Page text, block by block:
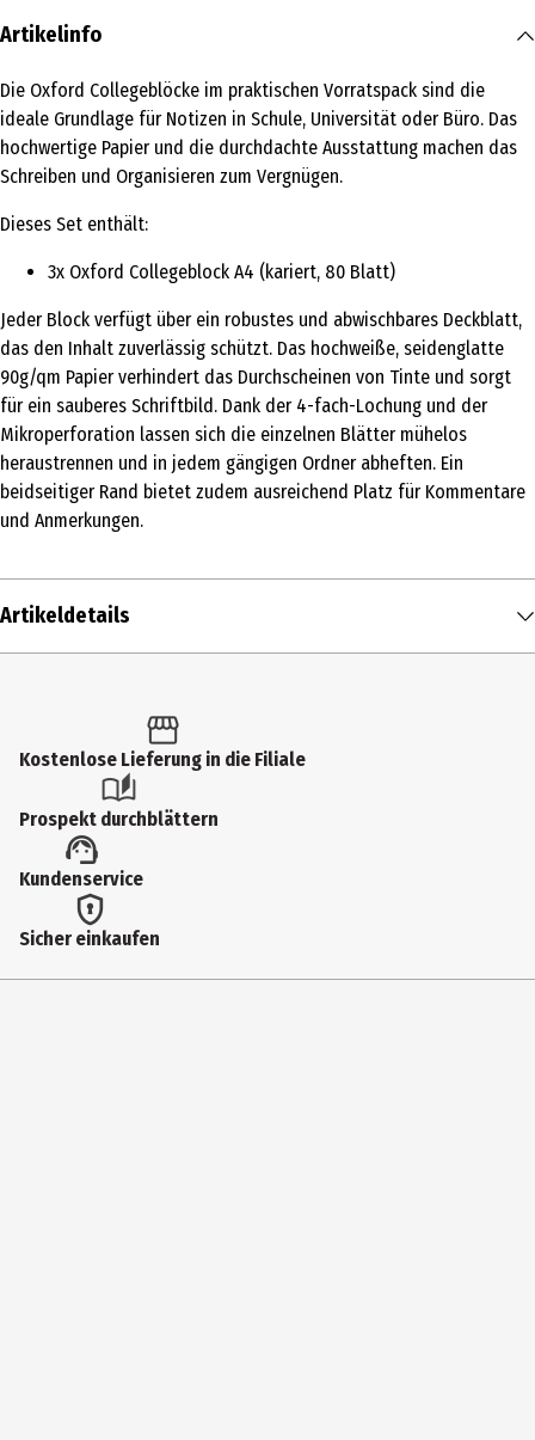
Artikelinfo
Die Oxford Collegeblöcke im praktischen Vorratspack sind die
ideale Grundlage für Notizen in Schule, Universität oder Büro. Das
hochwertige Papier und die durchdachte Ausstattung machen das
Schreiben und Organisieren zum Vergnügen.
Dieses Set enthält:
3x Oxford Collegeblock A4 (kariert, 80 Blatt)
Jeder Block verfügt über ein robustes und abwischbares Deckblatt,
das den Inhalt zuverlässig schützt. Das hochweiße, seidenglatte
90g/qm Papier verhindert das Durchscheinen von Tinte und sorgt
für ein sauberes Schriftbild. Dank der 4-fach-Lochung und der
Mikroperforation lassen sich die einzelnen Blätter mühelos
heraustrennen und in jedem gängigen Ordner abheften. Ein
beidseitiger Rand bietet zudem ausreichend Platz für Kommentare
und Anmerkungen.
Artikeldetails
Produkttyp
Schreibblöcke
Grammatur in g/m2
90
Kostenlose Lieferung in die Filiale
Prospekt durchblättern
Kundenservice
Sicher einkaufen